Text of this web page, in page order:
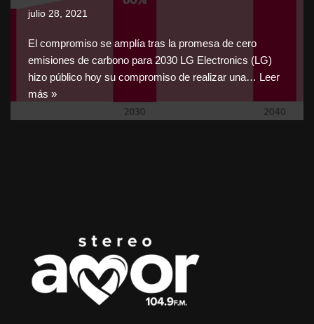
julio 28, 2021
El compromiso se amplía tras la promesa de cero
emisiones de carbono para 2030 LG Electronics (LG)
hizo público hoy su compromiso de realizar una… Leer
más »